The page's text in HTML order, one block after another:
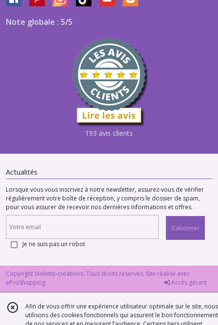
Note globale : 5/5
193 avis clients
Actualités
Lorsque vous vous inscrivez à notre newsletter, assurez-vous de vérifier
régulièrement votre boîte de réception, y compris le dossier de spam,
pour vous assurer de recevoir nos dernières informations et offres.
S'abonner
Je ne suis pas un robot
Copyright Violette-creations. Tous droits réservés. Site réalisé avec
eProShopping
Accès gérant
Afin de vous offrir une expérience utilisateur optimale sur le site, nous
utilisons des cookies fonctionnels qui assurent le bon fonctionnement